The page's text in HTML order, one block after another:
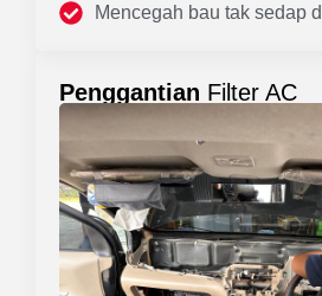
Mencegah bau tak sedap
Penggantian Filter AC